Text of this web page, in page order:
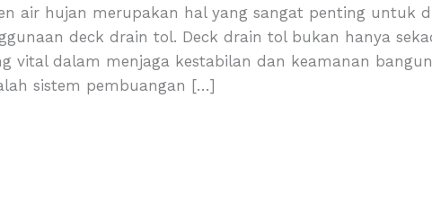
air hujan merupakan hal yang sangat penting untuk
deck drain tol. Deck drain tol bukan hanya
vital dalam menjaga kestabilan dan keamanan
sistem pembuangan […]